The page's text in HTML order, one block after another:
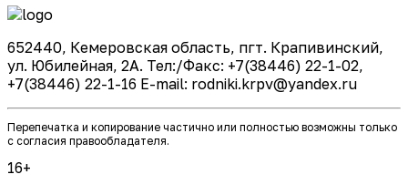
652440, Кемеровская область, пгт. Крапивинский,
ул. Юбилейная, 2А. Тел:/Факс: +7(38446) 22-1-02,
+7(38446) 22-1-16 E-mail: rodniki.krpv@yandex.ru
Перепечатка и копирование частично или полностью возможны только
с согласия правообладателя.
16+